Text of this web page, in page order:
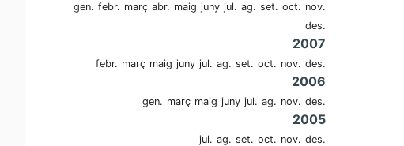
gen. febr. març abr. maig juny jul. ag. set. oct. nov.
des.
2007
febr. març maig juny jul. ag. set. oct. nov. des.
2006
gen. març maig juny jul. ag. nov. des.
2005
jul. ag. set. oct. nov. des.